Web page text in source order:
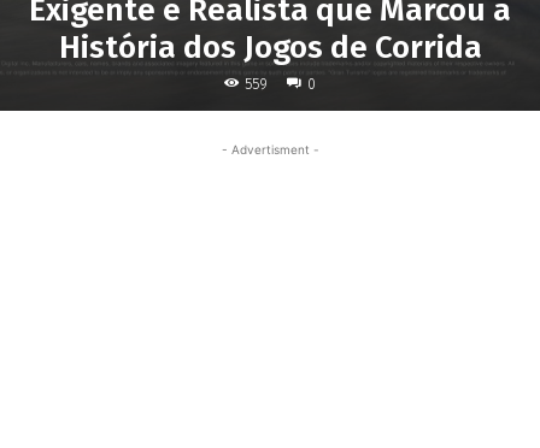
Exigente e Realista que Marcou a
História dos Jogos de Corrida
559 0
- Advertisment -